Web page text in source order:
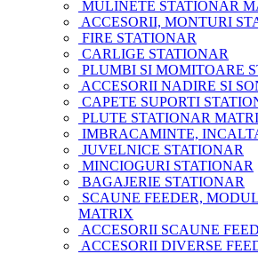
MULINETE STATIONAR
ACCESORII, MONTURI
FIRE STATIONAR
CARLIGE STATIONAR
PLUMBI SI MOMITOARE
ACCESORII NADIRE SI
CAPETE SUPORTI
PLUTE STATIONAR
IMBRACAMINTE,
JUVELNICE STATIONAR
MINCIOGURI STATIONAR
BAGAJERIE STATIONAR
SCAUNE FEEDER,
MATRIX
ACCESORII SCAUNE
ACCESORII DIVERSE